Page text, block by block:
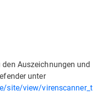
Auszeichnungen und
unter
site/view/